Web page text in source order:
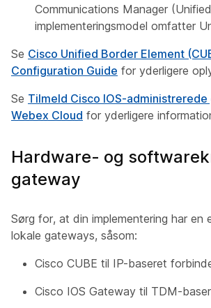
Communications Manager
implementeringsmodel omfatter
Se Cisco Unified Border Element
Configuration Guide for yderligere
Se Tilmeld Cisco IOS-
Webex Cloud for yderligere
Hardware- og
gateway
Sørg for, at din implementering har en
lokale gateways, såsom:
Cisco CUBE til IP-baseret
Cisco IOS Gateway til TDM-